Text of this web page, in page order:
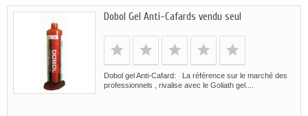
Dobol Gel Anti-Cafards vendu seul
Dobol gel Anti-Cafard: La référence sur le marché des
professionnels , rivalise avec le Goliath gel....